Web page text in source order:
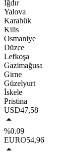
Iğdır
Yalova
Karabük
Kilis
Osmaniye
Düzce
Lefkoşa
Gazimağusa
Girne
Güzelyurt
İskele
Pristina
USD47,58
%0.09
EURO54,96